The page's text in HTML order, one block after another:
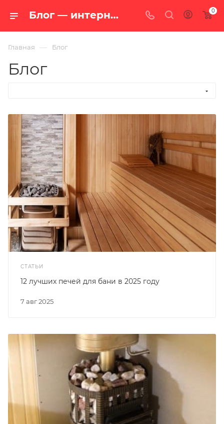
Блог — интернет-магазин «100 печей.ру» 0
Главная — Блог
Блог
СТАТЬИ
7 авг 2025
12 лучших печей для бани в 2025 году